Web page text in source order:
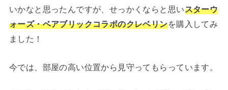
いかなと思ったんですが、せっかくならと思いスターウ
ォーズ・ベアブリックコラボのクレベリンを購入してみ
ました！
今では、部屋の高い位置から見守ってもらっています。